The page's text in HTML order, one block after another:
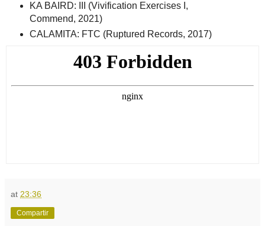
KA BAIRD: III (Vivification Exercises I,
Commend, 2021)
CALAMITA: FTC (Ruptured Records, 2017)
at 23:36
Compartir